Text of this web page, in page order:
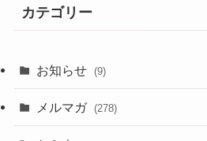
カテゴリー
お知らせ (9)
メルマガ (278)